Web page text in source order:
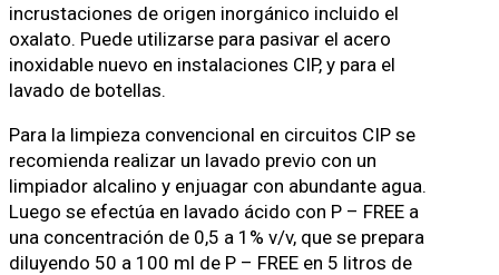
incrustaciones de origen inorgánico incluido el
oxalato. Puede utilizarse para pasivar el acero
inoxidable nuevo en instalaciones CIP, y para el
lavado de botellas.
Para la limpieza convencional en circuitos CIP se
recomienda realizar un lavado previo con un
limpiador alcalino y enjuagar con abundante agua.
Luego se efectúa en lavado ácido con P – FREE a
una concentración de 0,5 a 1% v/v, que se prepara
diluyendo 50 a 100 ml de P – FREE en 5 litros de